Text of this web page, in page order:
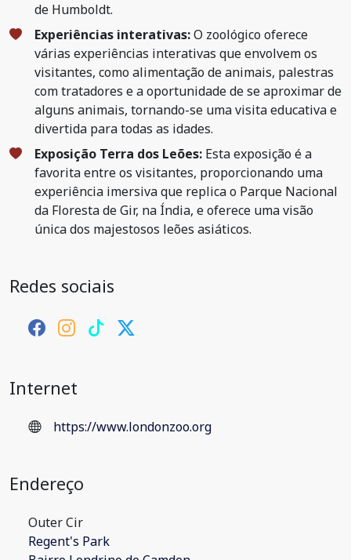
de Humboldt.
Experiências interativas:O zoológico oferece
várias experiências interativas que envolvem os
visitantes, como alimentação de animais, palestras
com tratadores e a oportunidade de se aproximar de
alguns animais, tornando-se uma visita educativa e
divertida para todas as idades.
Exposição Terra dos Leões: Esta exposição é a
favorita entre os visitantes, proporcionando uma
experiência imersiva que replica o Parque Nacional
da Floresta de Gir, na Índia, e oferece uma visão
única dos majestosos leões asiáticos.
Redes sociais
Internet
https://www.londonzoo.org
Endereço
Outer Cir
Regent's Park